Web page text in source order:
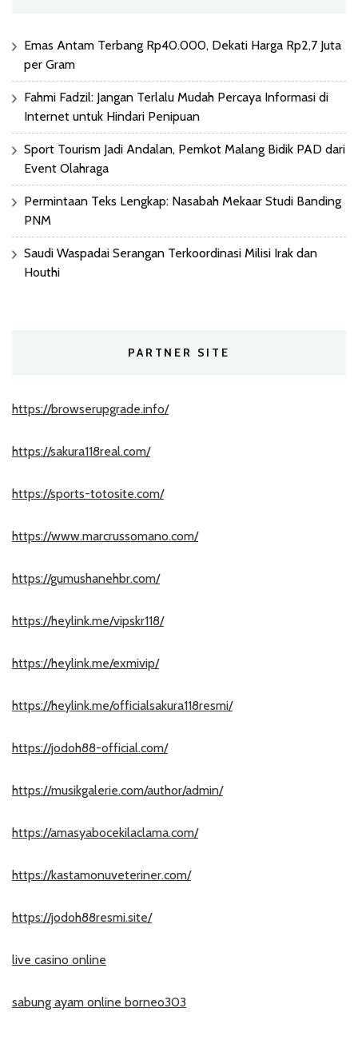
Emas Antam Terbang Rp40.000, Dekati Harga Rp2,7 Juta
per Gram
Fahmi Fadzil: Jangan Terlalu Mudah Percaya Informasi di
Internet untuk Hindari Penipuan
Sport Tourism Jadi Andalan, Pemkot Malang Bidik PAD dari
Event Olahraga
Permintaan Teks Lengkap: Nasabah Mekaar Studi Banding
PNM
Saudi Waspadai Serangan Terkoordinasi Milisi Irak dan
Houthi
PARTNER SITE
https://browserupgrade.info/
https://sakura118real.com/
https://sports-totosite.com/
https://www.marcrussomano.com/
https://gumushanehbr.com/
https://heylink.me/vipskr118/
https://heylink.me/exmivip/
https://heylink.me/officialsakura118resmi/
https://jodoh88-official.com/
https://musikgalerie.com/author/admin/
https://amasyabocekilaclama.com/
https://kastamonuveteriner.com/
https://jodoh88resmi.site/
live casino online
sabung ayam online borneo303